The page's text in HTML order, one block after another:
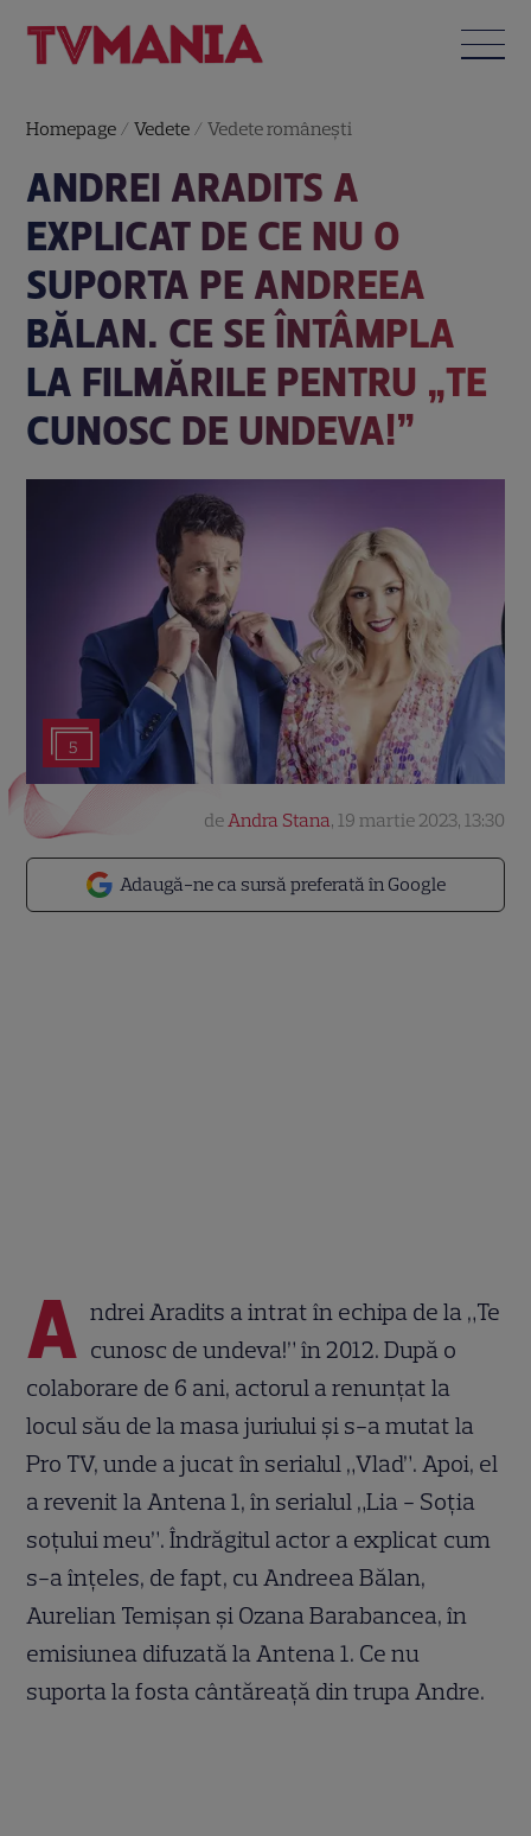
Homepage /Vedete /Vedete româneşti
ANDREI ARADITS A
EXPLICAT DE CE NU O
SUPORTA PE ANDREEA
BĂLAN. CE SE ÎNTÂMPLA
LA FILMĂRILE PENTRU „TE
CUNOSC DE UNDEVA!”
5
Adaugă-ne ca sursă preferată în Google
deAndra Stana, 19 martie 2023, 13:30
A ndrei Aradits a intrat în echipa de la „Te
cunosc de undeva!” în 2012. După o
colaborare de 6 ani, actorul a renunțat la
locul său de la masa juriului și s-a mutat la
Pro TV, unde a jucat în serialul „Vlad”. Apoi, el
a revenit la Antena 1, în serialul „Lia - Soția
soțului meu”. Îndrăgitul actor a explicat cum
s-a înțeles, de fapt, cu Andreea Bălan,
Aurelian Temișan și Ozana Barabancea, în
emisiunea difuzată la Antena 1. Ce nu
suporta la fosta cântăreață din trupa Andre.